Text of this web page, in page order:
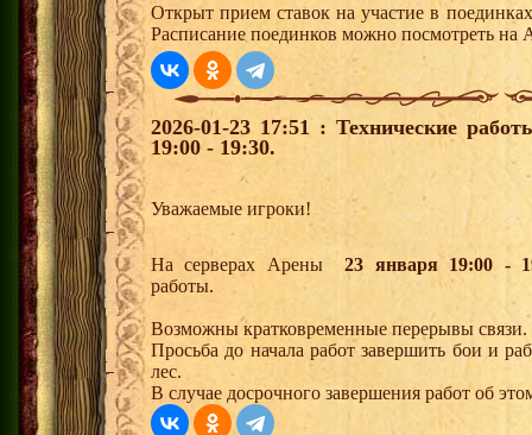
Открыт прием ставок на участие в
Расписание поединков можно посмотреть на
2026-01-23 17:51 : Технические
19:00 - 19:30.
Уважаемые игроки!
На серверах Арены
23 января 19:00 -
работы.
Возможны кратковременные перерывы связи.
Просьба до начала работ завершить бои и
лес.
В случае досрочного завершения работ об